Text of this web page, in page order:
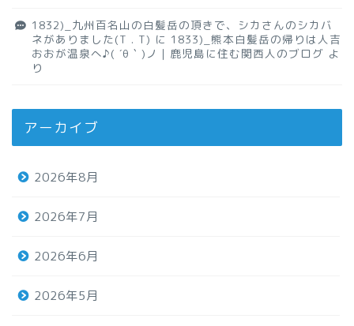
1832)_九州百名山の白髪岳の頂きで、シカさんのシカバ
ネがありました(T . T) に 1833)_熊本白髪岳の帰りは人吉
おおが温泉へ♪( ´θ｀)ノ｜鹿児島に住む関西人のブログ よ
り
アーカイブ
2026年8月
2026年7月
2026年6月
2026年5月